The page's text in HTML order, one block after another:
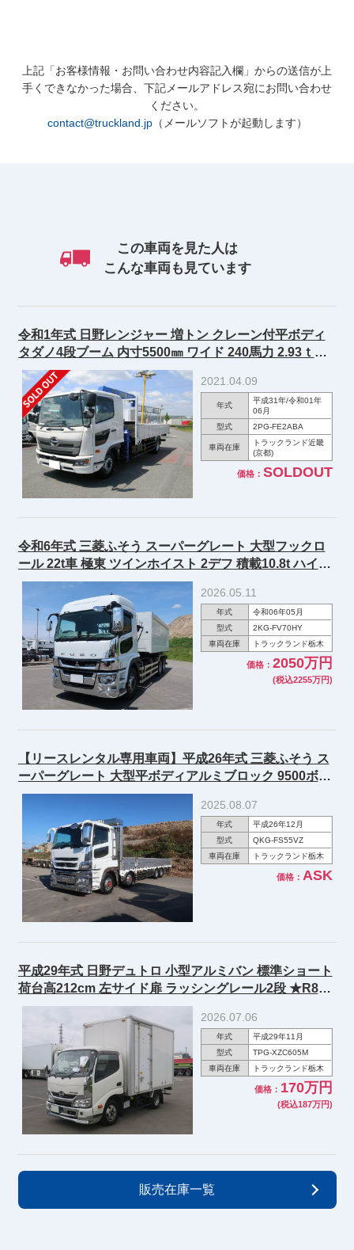
上記「お客様情報・お問い合わせ内容記入欄」からの送信が上
手くできなかった場合、下記メールアドレス宛にお問い合わせ
ください。
contact@truckland.jp（メールソフトが起動します）
この車両を見た人は
こんな車両も見ています
令和1年式 日野レンジャー 増トン クレーン付平ボディ
タダノ4段ブーム 内寸5500㎜ ワイド 240馬力 2.93ｔ吊
フックイン・ラジコン付
2021.04.09
年式
平成31年/令和01年
06月
型式
2PG-FE2ABA
車両在庫
トラックランド近畿
(京都)
価格： SOLDOUT
令和6年式 三菱ふそう スーパーグレート 大型フックロ
ール 22t車 極東 ツインホイスト 2デフ 積載10.8t ハイル
ーフ 394馬力 ★実走行約16万km/R9年5月迄車検付/あん
しん車検パック施工済み！★
2026.05.11
年式
令和06年05月
型式
2KG-FV70HY
車両在庫
トラックランド栃木
価格： 2050万円
(税込2255万円)
【リースレンタル専用車両】平成26年式 三菱ふそう ス
ーパーグレート 大型平ボディアルミブロック 9500ボデ
ィ 4軸低床 総輪エアサス アルミホイール ★あんしん車
2025.08.07
年式
平成26年12月
型式
QKG-FS55VZ
車両在庫
トラックランド栃木
価格： ASK
平成29年式 日野デュトロ 小型アルミバン 標準ショート
荷台高212cm 左サイド扉 ラッシングレール2段 ★R8年
12月迄車検付★
2026.07.06
年式
平成29年11月
型式
TPG-XZC605M
車両在庫
トラックランド栃木
価格： 170万円
(税込187万円)
販売在庫一覧